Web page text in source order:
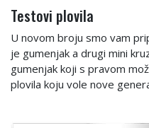
Testovi plovila
U novom broju smo vam
je gumenjak a drugi mini
gumenjak koji s pravom
plovila koju vole nove